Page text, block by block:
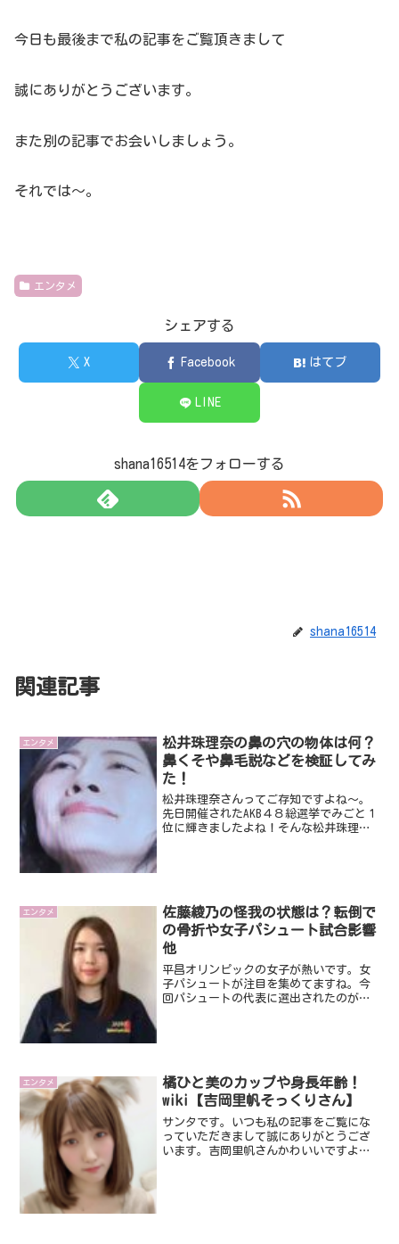
今日も最後まで私の記事をご覧頂きまして
誠にありがとうございます。
また別の記事でお会いしましょう。
それでは～。
エンタメ
シェアする
X Facebook はてブ
LINE
shana16514をフォローする
shana16514
関連記事
エンタメ
松井珠理奈の鼻の穴の物体は何？
鼻くそや鼻毛説などを検証してみ
た！
松井珠理奈さんってご存知ですよね～。
先日開催されたAKB４８総選挙でみごと１
位に輝きましたよね！そんな松井珠理奈
エンタメ
佐藤綾乃の怪我の状態は？転倒で
の骨折や女子パシュート試合影響
他
平昌オリンピックの女子が熱いです。女
子パシュートが注目を集めてますね。今
回パシュートの代表に選出されたのが、
エンタメ
橘ひと美のカップや身長年齢！
wiki【吉岡里帆そっくりさん】
サンタです。いつも私の記事をご覧にな
っていただきまして誠にありがとうござ
います。吉岡里帆さんかわいいですよね